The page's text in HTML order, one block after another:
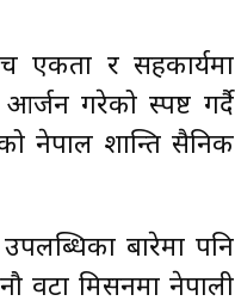
एकता र सहकार्यमा
गरेको स्पष्ट गर्दै
नेपाल शान्ति सैनिक
बारेमा पनि
वटा मिसनमा नेपाली